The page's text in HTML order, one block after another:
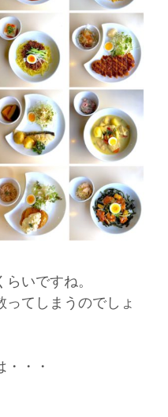
いですね。
てしまうのでしょ
・・